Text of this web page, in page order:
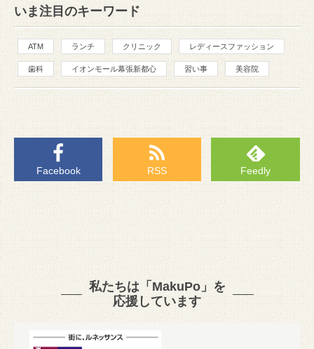
いま注目のキーワード
ATM ランチ クリニック レディースファッション
歯科 イオンモール幕張新都心 習い事 美容院
Facebook RSS Feedly
私たちは「MakuPo」を
応援しています